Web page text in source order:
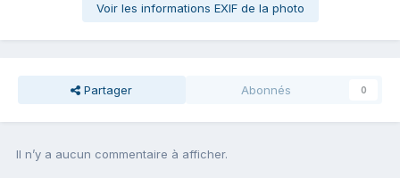
Voir les informations EXIF de la photo
Partager Abonnés 0
Il n’y a aucun commentaire à afficher.